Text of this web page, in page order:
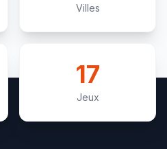
Villes
17
Jeux